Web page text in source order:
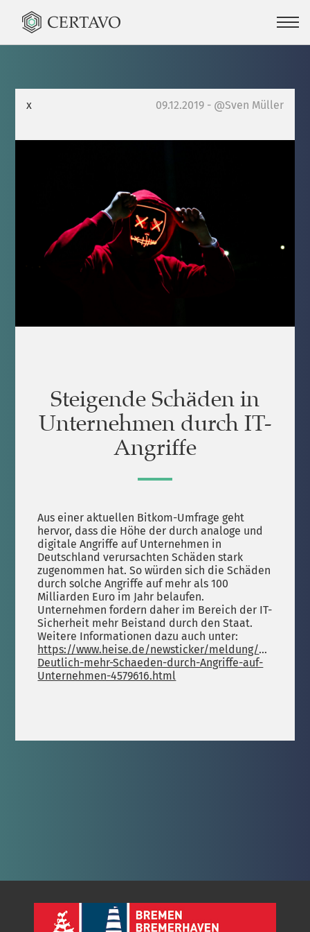
x 09.12.2019 - @Sven Müller
Steigende Schäden in
Unternehmen durch IT-
Angriffe
Aus einer aktuellen Bitkom-Umfrage geht
hervor, dass die Höhe der durch analoge und
digitale Angriffe auf Unternehmen in
Deutschland verursachten Schäden stark
zugenommen hat. So würden sich die Schäden
durch solche Angriffe auf mehr als 100
Milliarden Euro im Jahr belaufen.
Unternehmen fordern daher im Bereich der IT-
Sicherheit mehr Beistand durch den Staat.
Weitere Informationen dazu auch unter:
https://www.heise.de/newsticker/meldung/Bitkom-
Deutlich-mehr-Schaeden-durch-Angriffe-auf-
Unternehmen-4579616.html